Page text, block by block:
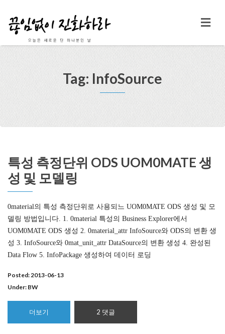
Tag: InfoSource
특성 측정단위 ODS UOM0MATE 생
성 및 모델링
0material의 특성 측정단위로 사용되느 UOM0MATE ODS 생성 및 모
델링 방법입니다. 1. 0material 특성의 Business Explorer에서
UOM0MATE ODS 생성 2. 0material_attr InfoSource와 ODS의 변환 생
성 3. InfoSource와 0mat_unit_attr DataSource의 변환 생성 4. 완성된
Data Flow 5. InfoPackage 생성하여 데이터 로딩
Posted: 2013-06-13
Under: BW
더보기 2 댓글